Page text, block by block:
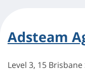
Adsteam
Level 3, 15